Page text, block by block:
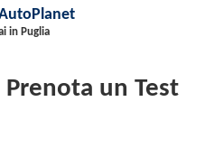
in Puglia
un Test